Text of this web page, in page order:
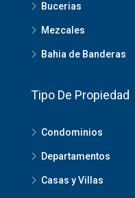
Bucerias
Mezcales
Bahia de Banderas
Tipo De Propiedad
Condominios
Departamentos
Casas y Villas